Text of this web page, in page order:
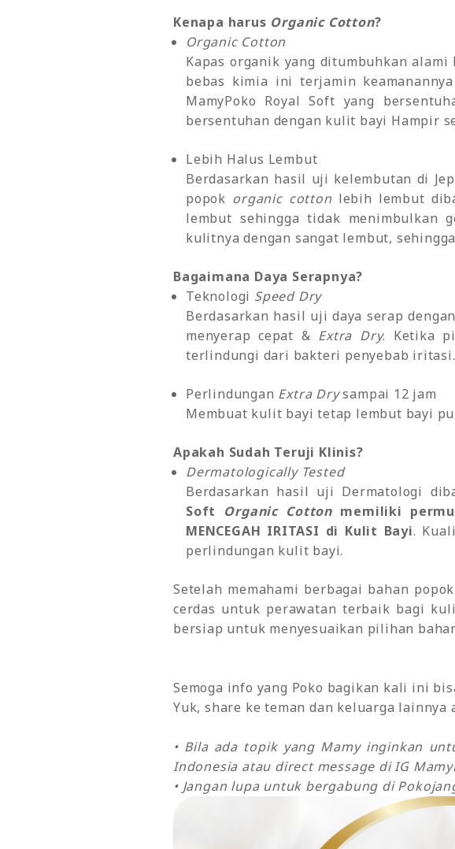
Kenapa harus Organic Cotton?
Organic Cotton
Kapas organik yang ditumbuhkan
bebas kimia ini terjamin
MamyPoko Royal Soft yang
bersentuhan dengan kulit bayi Hampir
Lebih Halus Lembut
Berdasarkan hasil uji kelembutan di
popok organic cotton lebih lembut
lembut sehingga tidak menimbulkan
kulitnya dengan sangat lembut,
Bagaimana Daya Serapnya?
Teknologi Speed Dry
Berdasarkan hasil uji daya serap
menyerap cepat & Extra Dry. Ketika
terlindungi dari bakteri penyebab iritasi.
Perlindungan Extra Drysampai 12 jam
Membuat kulit bayi tetap lembut bayi
Apakah Sudah Teruji Klinis?
Dermatologically Tested
Berdasarkan hasil uji Dermatologi
Soft Organic Cotton memiliki
MENCEGAH IRITASI di Kulit Bayi.
perlindungan kulit bayi.
Setelah memahami berbagai bahan
cerdas untuk perawatan terbaik bagi
bersiap untuk menyesuaikan pilihan
Semoga info yang Poko bagikan kali ini
Yuk, share ke teman dan keluarga
• Bila ada topik yang Mamy inginkan
Indonesia atau direct message di IG
• Jangan lupa untuk bergabung di